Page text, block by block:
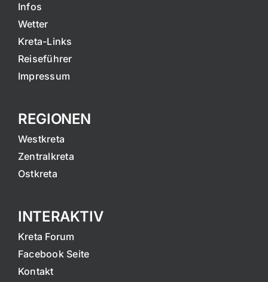
Infos
Wetter
Kreta-Links
Reiseführer
Impressum
REGIONEN
Westkreta
Zentralkreta
Ostkreta
INTERAKTIV
Kreta Forum
Facebook Seite
Kontakt